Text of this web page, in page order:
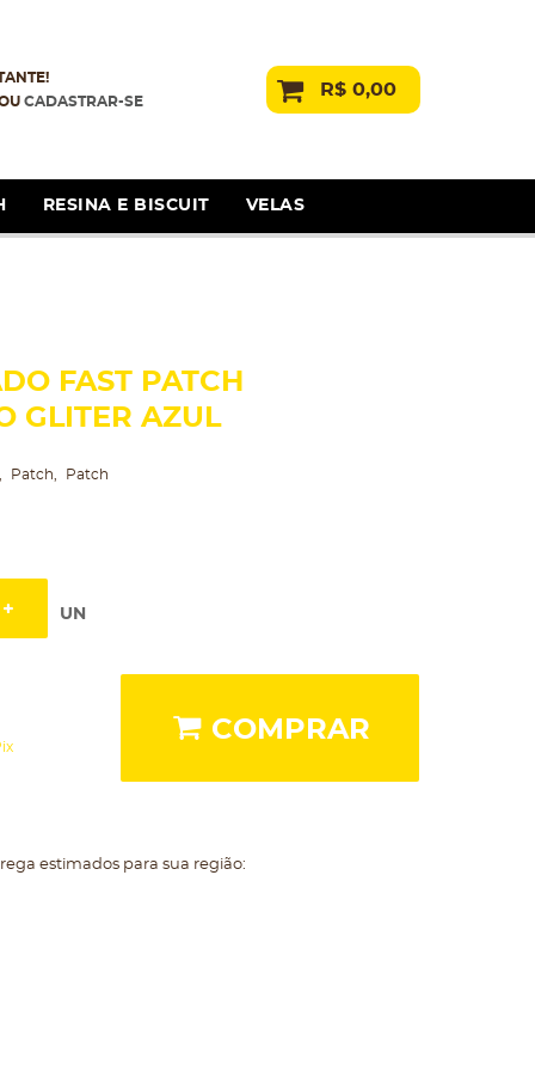
CADASTRAR-SE
R$ 0,00
RESINA E BISCUIT VELAS
FAST PATCH
GLITER AZUL
Patch
Patch
UN
COMPRAR
estimados para sua região: